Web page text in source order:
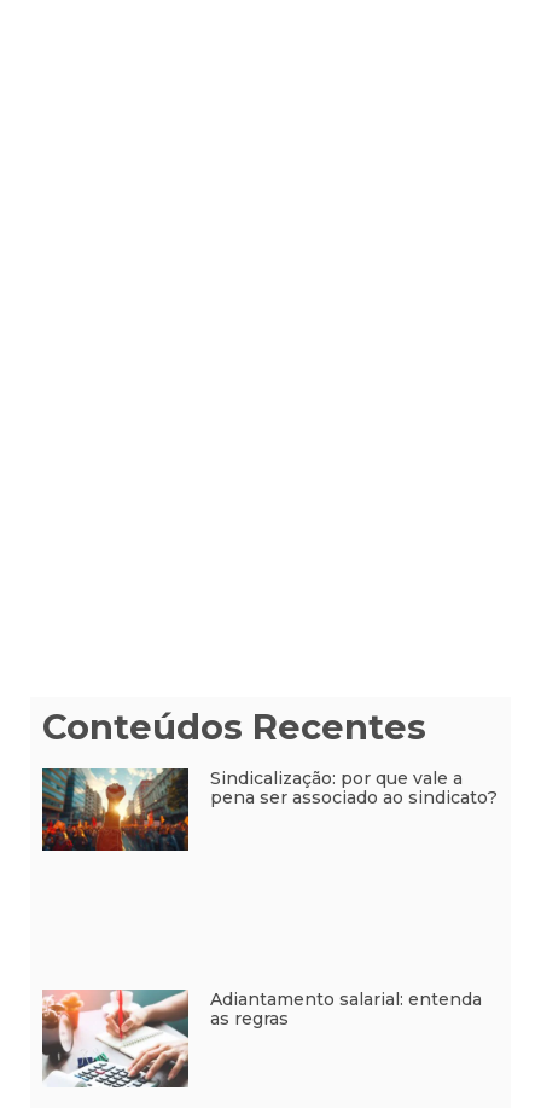
Conteúdos Recentes
Sindicalização: por que vale a
pena ser associado ao sindicato?
Adiantamento salarial: entenda
as regras